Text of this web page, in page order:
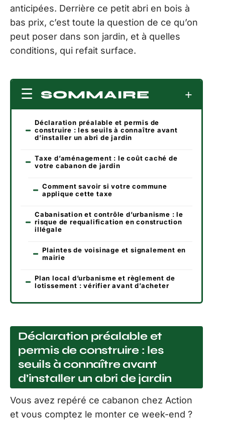
anticipées. Derrière ce petit abri en bois à
bas prix, c’est toute la question de ce qu’on
peut poser dans son jardin, et à quelles
conditions, qui refait surface.
SOMMAIRE
Déclaration préalable et permis de
construire : les seuils à connaître avant
d’installer un abri de jardin
Taxe d’aménagement : le coût caché de
votre cabanon de jardin
Comment savoir si votre commune
applique cette taxe
Cabanisation et contrôle d’urbanisme : le
risque de requalification en construction
illégale
Plaintes de voisinage et signalement en
mairie
Plan local d’urbanisme et règlement de
lotissement : vérifier avant d’acheter
Déclaration préalable et
permis de construire : les
seuils à connaître avant
d’installer un abri de jardin
Vous avez repéré ce cabanon chez Action
et vous comptez le monter ce week-end ?